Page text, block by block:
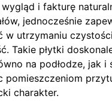
i fakturę
jednocześnie
w utrzymaniu
Takie płytki
na podłodze, jak i
pomieszczeniom
charakter.